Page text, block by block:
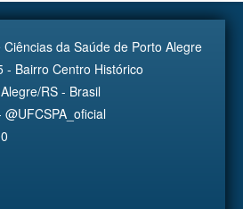
da Saúde de Porto Alegre
- Bairro Centro Histórico
RS - Brasil